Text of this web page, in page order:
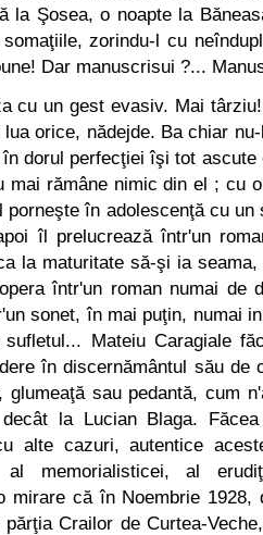
la Şosea, o noapte la
zorindu-l cu
Dar manuscrisui ?...
cu un gest evasiv. Mai
orice, nădejde. Ba chiar
dorul perfecţiei îşi tot ascute
mai rămâne nimic din el ; cu
porneşte în adolescenţă cu
îl prelucrează într'un
la maturitate să-şi ia
într'un roman numai de
sonet, în mai puţin, numai
Mateiu Caragiale
în discernământul său de
sau pedantă, cum
la Lucian Blaga.
alte cazuri, autentice
al memorialisticei, al
mirare că în Noembrie 1928,
Crailor de Curtea-